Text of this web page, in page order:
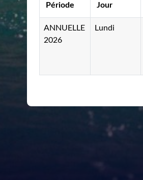
Période Jour
ANNUELLE
2026
Lundi